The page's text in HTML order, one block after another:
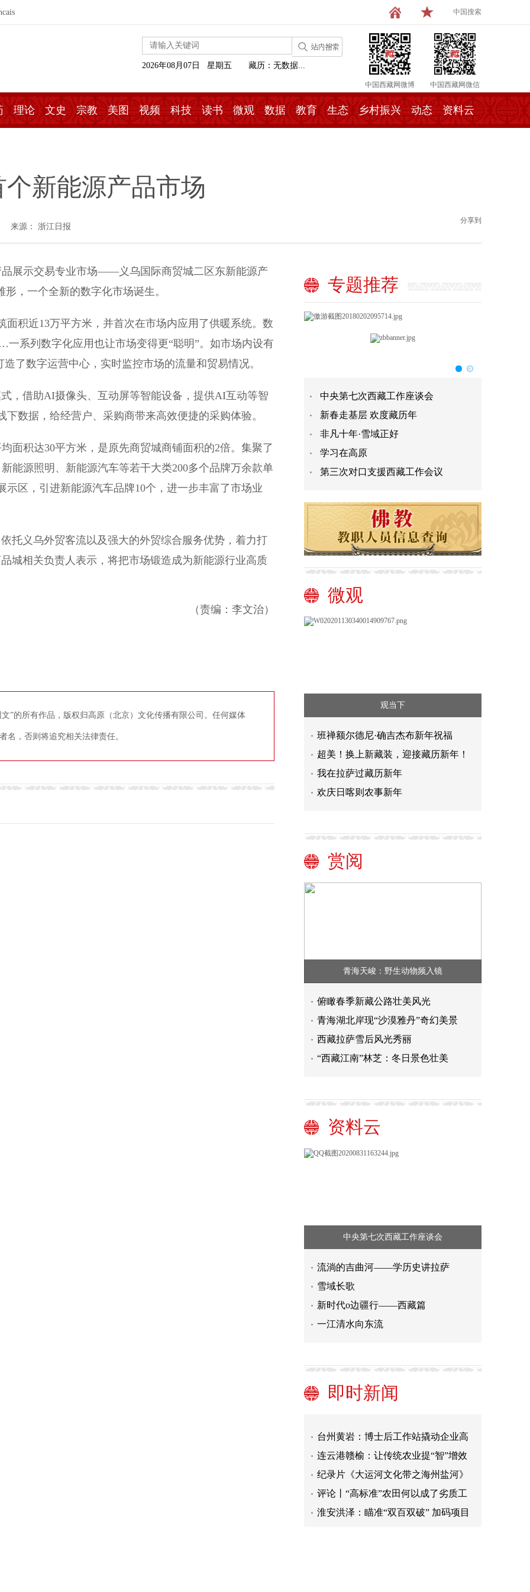
中国搜索
中国西藏网微博 中国西藏网微信
2026年08月07日 星期五 藏历：无数据...
理论 文史 宗教 美图 视频 科技 读书 微观 数据 教育 生态 乡村振兴 动态 资料云
新能源产品市场
来源： 浙江日报
分享到
示交易专业市场——义乌国际商贸城二区东新能源产
，一个全新的数字化市场诞生。
近13万平方米，并首次在市场内应用了供暖系统。数
系列数字化应用也让市场变得更“聪明”。如市场内设有
了数字运营中心，实时监控市场的流量和贸易情况。
借助AI摄像头、互动屏等智能设备，提供AI互动等智
数据，给经营户、采购商带来高效便捷的采购体验。
积达30平方米，是原先商贸城商铺面积的2倍。集聚了
能源照明、新能源汽车等若干大类200多个品牌万余款单
示区，引进新能源汽车品牌10个，进一步丰富了市场业
义乌外贸客流以及强大的外贸综合服务优势，着力打
城相关负责人表示，将把市场锻造成为新能源行业高质
（责编：李文治）
”的所有作品，版权归高原（北京）文化传播有限公司。任何媒体
名，否则将追究相关法律责任。
专题推荐
中央第七次西藏工作座谈会
新春走基层 欢度藏历年
非凡十年·雪域正好
学习在高原
第三次对口支援西藏工作会议
微观
观当下
班禅额尔德尼·确吉杰布新年祝福
超美！换上新藏装，迎接藏历新年！
我在拉萨过藏历新年
欢庆日喀则农事新年
赏阅
青海天峻：野生动物频入镜
俯瞰春季新藏公路壮美风光
青海湖北岸现“沙漠雅丹”奇幻美景
西藏拉萨雪后风光秀丽
“西藏江南”林芝：冬日景色壮美
资料云
中央第七次西藏工作座谈会
流淌的吉曲河——学历史讲拉萨
雪域长歌
新时代o边疆行——西藏篇
一江清水向东流
即时新闻
景”
台州椒江绘制浙江省首个三维噪声地
图
金华市外贸开局平稳
改造
台州黄岩：博士后工作站撬动企业高
质量发展
连云港赣榆：让传统农业提“智”增效
纪录片《大运河文化带之海州盐河》
评论丨“高标准”农田何以成了劣质工
程？
淮安洪泽：瞄准“双百双破” 加码项目